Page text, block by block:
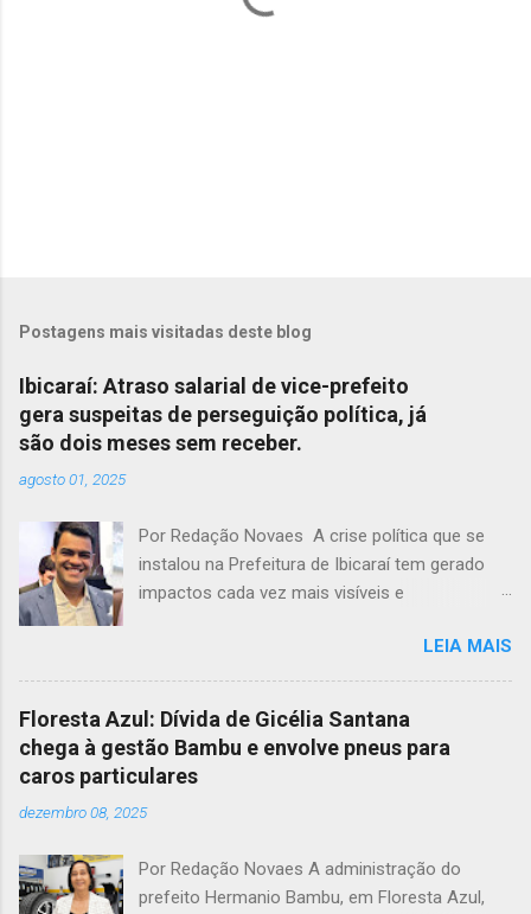
Postagens mais visitadas deste blog
Ibicaraí: Atraso salarial de vice-prefeito
gera suspeitas de perseguição política, já
são dois meses sem receber.
agosto 01, 2025
Por Redação Novaes A crise política que se
instalou na Prefeitura de Ibicaraí tem gerado
impactos cada vez mais visíveis e
instabilidade e disputas internas, o vice-prefeito
Jonathas Soares completa dois meses sem
receber seus vencimentos, acendendo um
alerta sobre possíveis atos de perseguição
política dentro da própria administração
Monalisa Tavares e seu vice já não é segredo
distanciamento político se transformou em
uma verdadeira ruptura institucional. A prefeita
LEIA MAIS
Floresta Azul: Dívida de Gicélia Santana
chega à gestão Bambu e envolve pneus para
caros particulares
dezembro 08, 2025
Por Redação Novaes A administração do
prefeito Hermanio Bambu, em Floresta Azul,